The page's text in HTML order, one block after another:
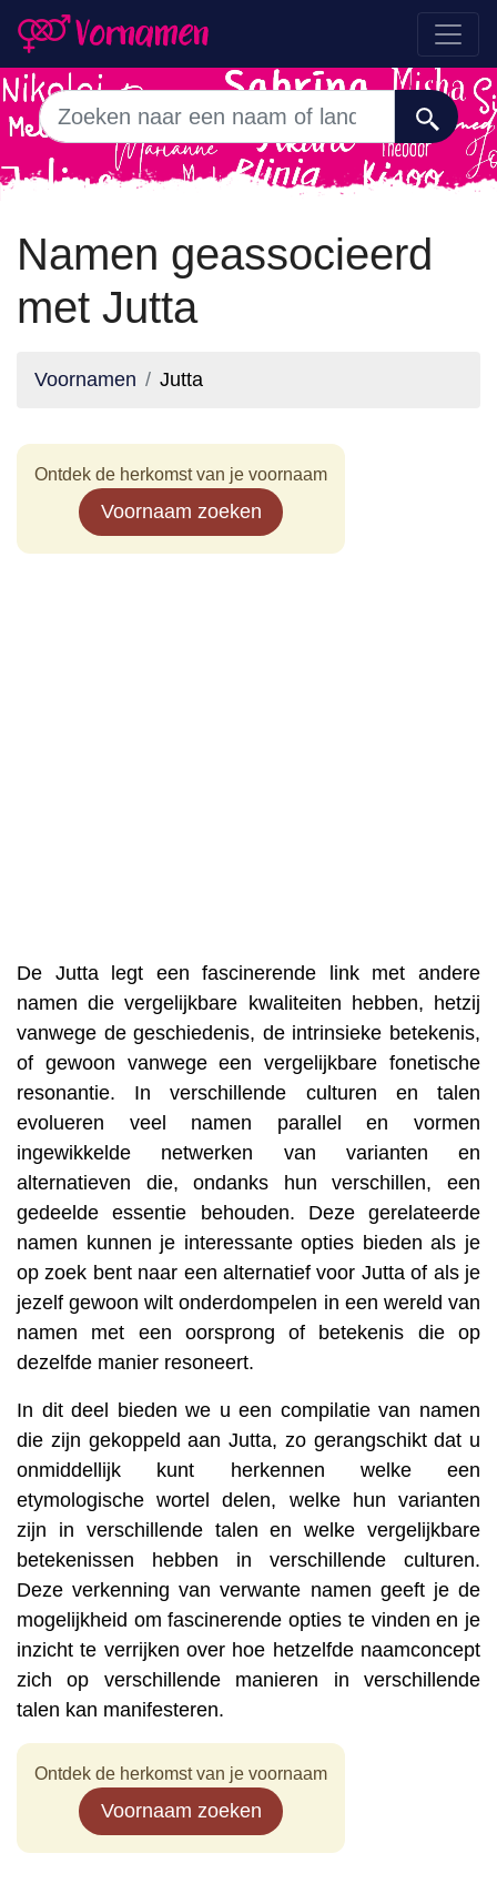
Namen geassocieerd
met Jutta
Voornamen Jutta
Ontdek de herkomst van je voornaam
Voornaam zoeken
De Jutta legt een fascinerende link met andere
namen die vergelijkbare kwaliteiten hebben, hetzij
vanwege de geschiedenis, de intrinsieke betekenis,
of gewoon vanwege een vergelijkbare fonetische
resonantie. In verschillende culturen en talen
evolueren veel namen parallel en vormen
ingewikkelde netwerken van varianten en
alternatieven die, ondanks hun verschillen, een
gedeelde essentie behouden. Deze gerelateerde
namen kunnen je interessante opties bieden als je
op zoek bent naar een alternatief voor Jutta of als je
jezelf gewoon wilt onderdompelen in een wereld van
namen met een oorsprong of betekenis die op
dezelfde manier resoneert.
In dit deel bieden we u een compilatie van namen
die zijn gekoppeld aan Jutta, zo gerangschikt dat u
onmiddellijk kunt herkennen welke een
etymologische wortel delen, welke hun varianten
zijn in verschillende talen en welke vergelijkbare
betekenissen hebben in verschillende culturen.
Deze verkenning van verwante namen geeft je de
mogelijkheid om fascinerende opties te vinden en je
inzicht te verrijken over hoe hetzelfde naamconcept
zich op verschillende manieren in verschillende
talen kan manifesteren.
Ontdek de herkomst van je voornaam
Voornaam zoeken